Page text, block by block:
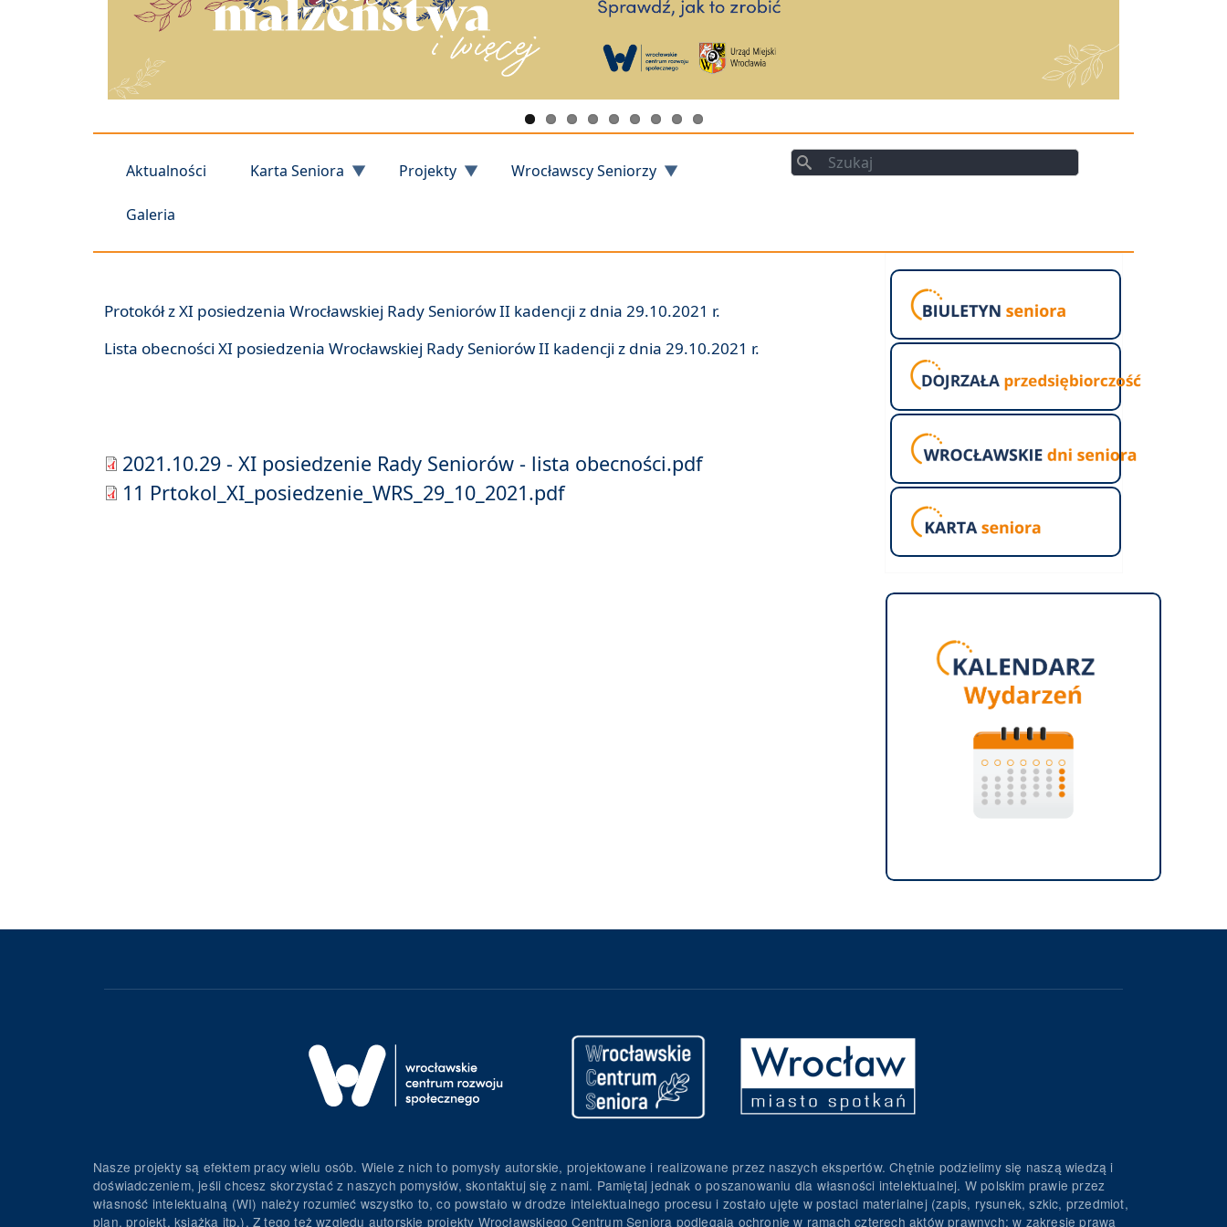
Aktualności Karta Seniora Projekty Wrocławscy Seniorzy
Galeria
Szukaj
Szukaj
Protokół z XI posiedzenia Wrocławskiej Rady Seniorów II kadencji z dnia 29.10.2021 r.
Lista obecności XI posiedzenia Wrocławskiej Rady Seniorów II kadencji z dnia 29.10.2021 r.
2021.10.29 - XI posiedzenie Rady Seniorów - lista obecności.pdf
11 Prtokol_XI_posiedzenie_WRS_29_10_2021.pdf
Nasze projekty są efektem pracy wielu osób. Wiele z nich to pomysły autorskie, projektowane i realizowane przez naszych ekspertów. Chętnie podzielimy się naszą wiedzą i
doświadczeniem, jeśli chcesz skorzystać z naszych pomysłów, skontaktuj się z nami. Pamiętaj jednak o poszanowaniu dla własności intelektualnej. W polskim prawie przez
własność intelektualną (WI) należy rozumieć wszystko to, co powstało w drodze intelektualnego procesu i zostało ujęte w postaci materialnej (zapis, rysunek, szkic, przedmiot,
plan, projekt, książka itp.). Z tego też względu autorskie projekty Wrocławskiego Centrum Seniora podlegają ochronie w ramach czterech aktów prawnych: w zakresie prawa